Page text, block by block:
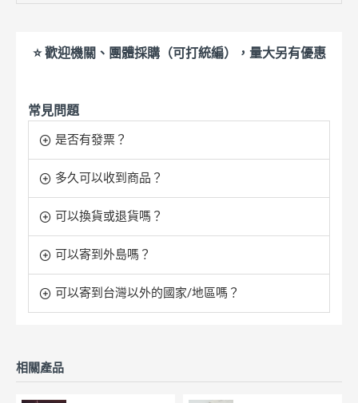
⭐ 歡迎機關、團體採購（可打統編），量大另有優惠
常見問題
是否有發票？
多久可以收到商品？
可以換貨或退貨嗎？
可以寄到外島嗎？
可以寄到台灣以外的國家/地區嗎？
相關產品